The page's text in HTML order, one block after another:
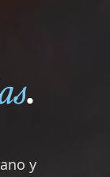
.
y